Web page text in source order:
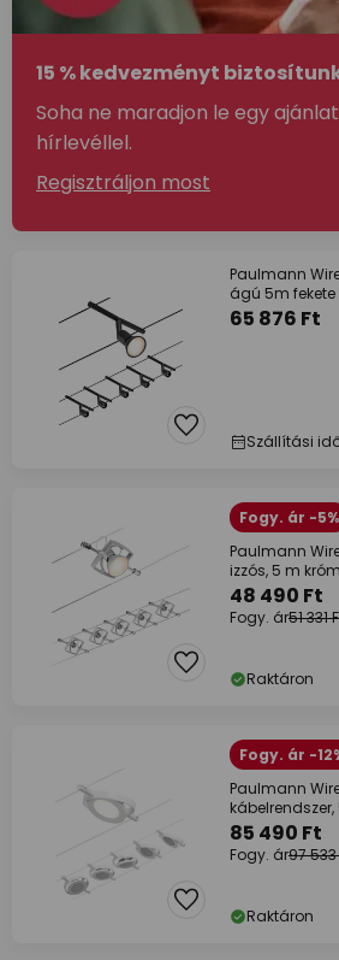
15 % kedvezményt
Soha ne maradjon le egy
hírlevéllel.
Regisztráljon most
Paulmann
ágú 5m fekete
65 876 Ft
Szállítási
Fogy. ár -5%
Paulmann
izzós, 5 m króm
48 490 Ft
Fogy. ár51 331
Raktáron
Fogy. ár -
Paulmann
kábelrendszer,
85 490 Ft
Fogy. ár97 533
Raktáron